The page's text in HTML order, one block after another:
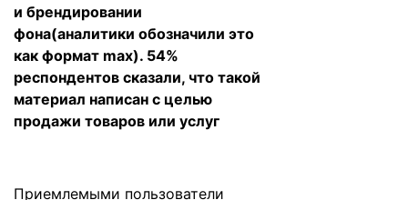
и брендировании
фона(аналитики обозначили это
как формат max). 54%
респондентов сказали, что такой
материал написан с целью
продажи товаров или услуг
Приемлемыми пользователи